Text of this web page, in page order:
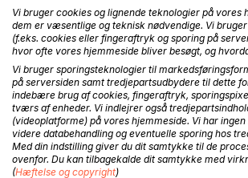
BESKRIVELSE
Det virkelige menneske gennemgår en
og drømmende scenarier og episoder i
Vi bruger cookies og lignende teknologier på vores
dem er væsentlige og teknisk nødvendige. Vi
(f.eks. cookies eller fingeraftryk og sporing på
hvor ofte vores hjemmeside bliver besøgt, og
Vi bruger sporingsteknologier til
på serversiden samt tredjepartsudbydere til dette
indebære brug af cookies, fingeraftryk,
tværs af enheder. Vi indlejrer også
(videoplatforme) på vores hjemmeside. Vi har
videre databehandling og eventuelle sporing hos
Med din indstilling giver du dit samtykke til de
ovenfor. Du kan tilbagekalde dit samtykke med
(Hæftelse og copyright)